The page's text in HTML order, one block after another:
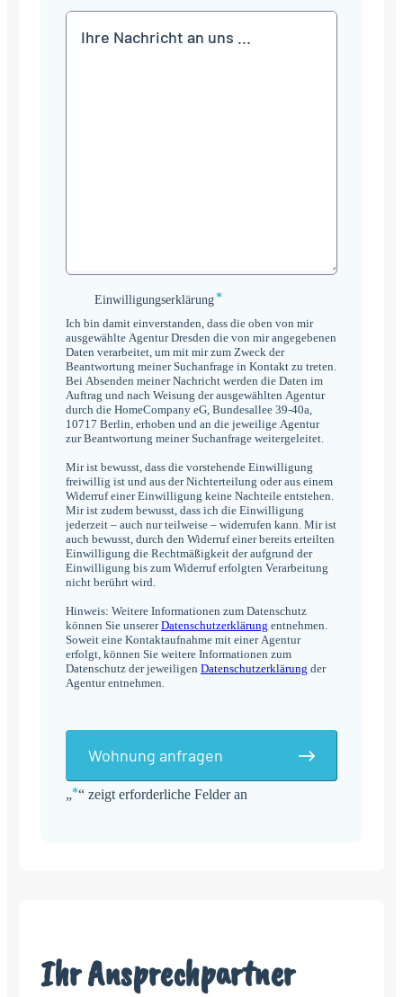
„*“ zeigt erforderliche Felder an
Einwilligungserklärung
Einwilligungserklärung*
Ich bin damit einverstanden, dass die oben von mir
ausgewählte Agentur Dresden die von mir angegebenen
Daten verarbeitet, um mit mir zum Zweck der
Beantwortung meiner Suchanfrage in Kontakt zu treten.
Bei Absenden meiner Nachricht werden die Daten im
Auftrag und nach Weisung der ausgewählten Agentur
durch die HomeCompany eG, Bundesallee 39-40a,
10717 Berlin, erhoben und an die jeweilige Agentur
zur Beantwortung meiner Suchanfrage weitergeleitet.
Mir ist bewusst, dass die vorstehende Einwilligung
freiwillig ist und aus der Nichterteilung oder aus einem
Widerruf einer Einwilligung keine Nachteile entstehen.
Mir ist zudem bewusst, dass ich die Einwilligung
jederzeit – auch nur teilweise – widerrufen kann. Mir ist
auch bewusst, durch den Widerruf einer bereits erteilten
Einwilligung die Rechtmäßigkeit der aufgrund der
Einwilligung bis zum Widerruf erfolgten Verarbeitung
nicht berührt wird.
Hinweis: Weitere Informationen zum Datenschutz
können Sie unsererDatenschutzerklärung entnehmen.
Soweit eine Kontaktaufnahme mit einer Agentur
erfolgt, können Sie weitere Informationen zum
Datenschutz der jeweiligen Datenschutzerklärung der
Agentur entnehmen.
Wohnung anfragen
Ihr Ansprechpartner